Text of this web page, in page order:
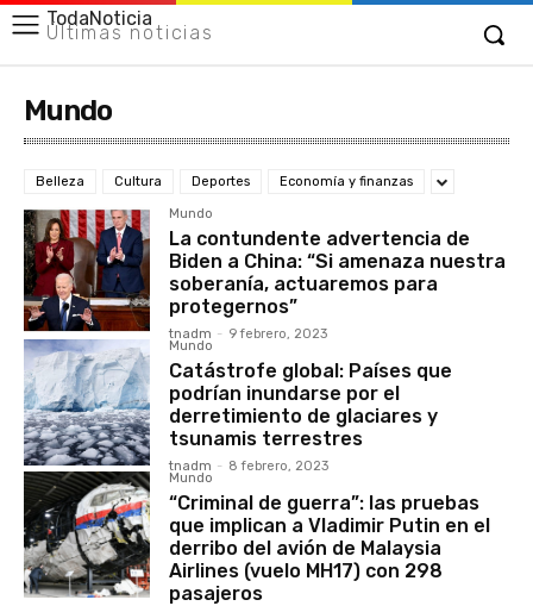
TodaNoticia
Últimas noticias
Mundo
Belleza Cultura Deportes Economía y finanzas
Mundo
La contundente advertencia de
Biden a China: “Si amenaza nuestra
soberanía, actuaremos para
protegernos”
tnadm - 9 febrero, 2023
Mundo
Catástrofe global: Países que
podrían inundarse por el
derretimiento de glaciares y
tsunamis terrestres
tnadm - 8 febrero, 2023
Mundo
“Criminal de guerra”: las pruebas
que implican a Vladimir Putin en el
derribo del avión de Malaysia
Airlines (vuelo MH17) con 298
pasajeros